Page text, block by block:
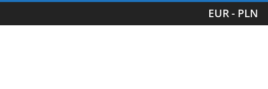
EUR - PLN